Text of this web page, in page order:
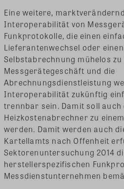
Eine weitere,
Interoperabilität von
Funkprotokolle, die einen
Lieferantenwechsel oder
Selbstabrechnung mühelos
Messgerätegeschäft und die
Abrechnungsdienstleistung
Interoperabilität zukünftig
trennbar sein. Damit soll auch
Heizkostenabrechner zu
werden. Damit werden auch
Kartellamts nach Offenheit
Sektorenuntersuchung 2014
herstellerspezifischen
Messdienstunternehmen